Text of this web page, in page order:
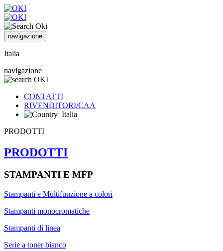
navigazione
Italia
navigazione
CONTATTI
RIVENDITORI/CAA
Italia
PRODOTTI
PRODOTTI
STAMPANTI E MFP
Stampanti e Multifunzione a colori
Stampanti monocromatiche
Stampanti di linea
Serie a toner bianco